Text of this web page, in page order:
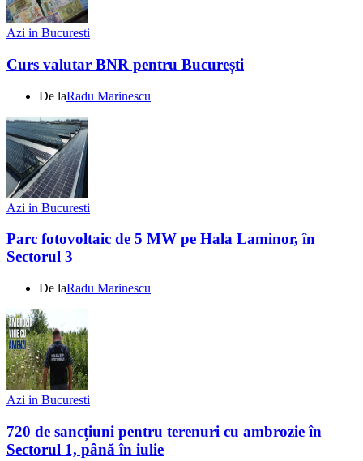
Azi in Bucuresti
Curs valutar BNR pentru București
De laRadu Marinescu
Azi in Bucuresti
Parc fotovoltaic de 5 MW pe Hala Laminor, în
Sectorul 3
De laRadu Marinescu
Azi in Bucuresti
720 de sancțiuni pentru terenuri cu ambrozie în
Sectorul 1, până în iulie